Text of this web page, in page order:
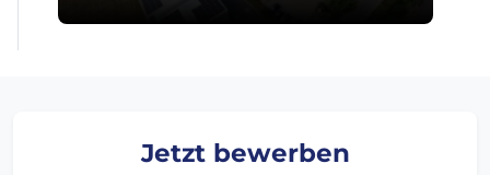
Jetzt bewerben